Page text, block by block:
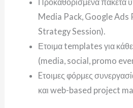
Media Pack, Google Ads
Strategy Session).
Ετοιμα templates για
(media, social, promo
Eτoιμες φόρμες
και web-based project